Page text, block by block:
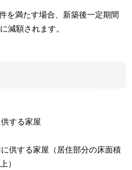
を満たす場合、新築後一定期間
減額されます。
する家屋
供する家屋（居住部分の床面積
）